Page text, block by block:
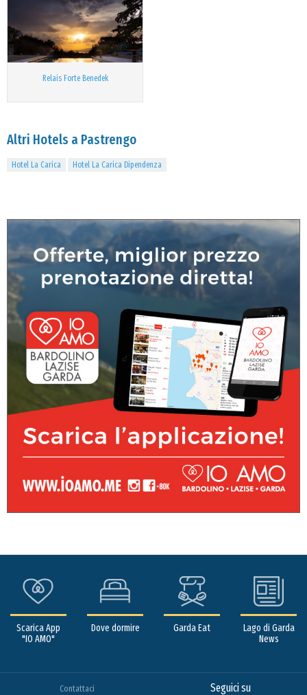
Relais Forte Benedek
Altri Hotels a Pastrengo
Hotel La Carica Hotel La Carica Dipendenza
Scarica App
"IO AMO"
Dove dormire Garda Eat
Lago di Garda
News
Contattaci Seguici su